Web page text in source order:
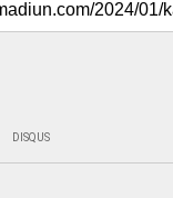
DISQUS